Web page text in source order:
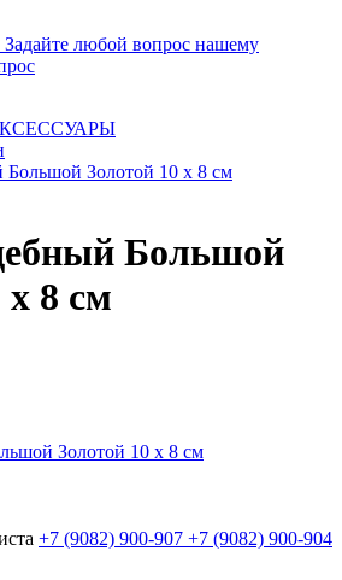
Задайте любой вопрос нашему
Большой Золотой 10 х 8 см
Большой
х 8 см
+7 (9082) 900-907 +7 (9082) 900-904